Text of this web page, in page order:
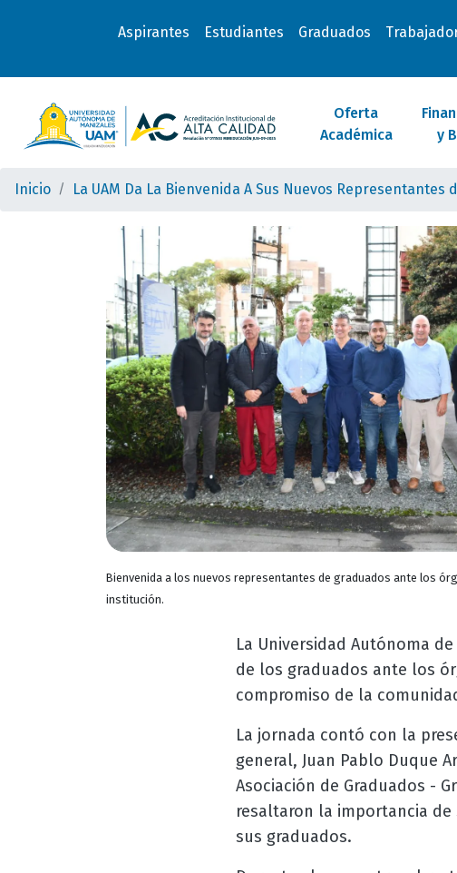
Aspirantes Estudiantes Graduados
Oferta
Académica
y
Inicio La UAM Da La Bienvenida A Sus Nuevos Representantes
Bienvenida a los nuevos representantes de graduados ante los
institución.
La Universidad Autónoma
de los graduados ante los
compromiso de la
La jornada contó con la
general, Juan Pablo Duque
Asociación de Graduados -
resaltaron la importancia
sus graduados.